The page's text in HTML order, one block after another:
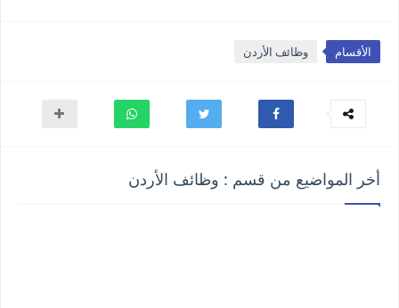
الأقسام وظائف الأردن
أخر المواضيع من قسم : وظائف الأردن